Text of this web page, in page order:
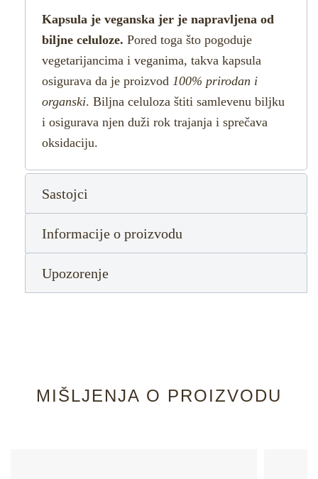
Kapsula je veganska jer je napravljena od
biljne celuloze. Pored toga što pogoduje
vegetarijancima i veganima, takva kapsula
osigurava da je proizvod 100% prirodan i
organski. Biljna celuloza štiti samlevenu biljku
i osigurava njen duži rok trajanja i sprečava
oksidaciju.
Sastojci
Informacije o proizvodu
Upozorenje
MIŠLJENJA O PROIZVODU